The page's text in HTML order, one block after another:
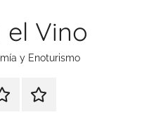
el Vino
y Enoturismo
Contacto